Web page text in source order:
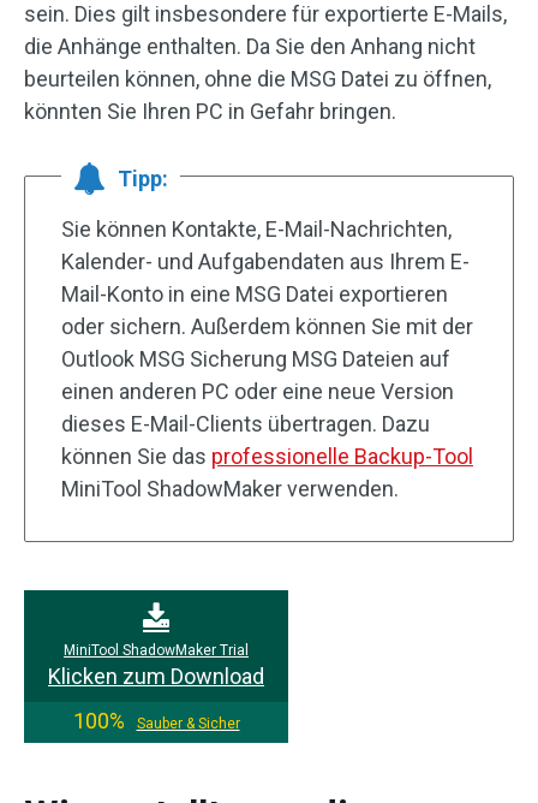
sein. Dies gilt insbesondere für exportierte E-Mails,
die Anhänge enthalten. Da Sie den Anhang nicht
beurteilen können, ohne die MSG Datei zu öffnen,
könnten Sie Ihren PC in Gefahr bringen.
Tipp:
Sie können Kontakte, E-Mail-Nachrichten,
Kalender- und Aufgabendaten aus Ihrem E-
Mail-Konto in eine MSG Datei exportieren
oder sichern. Außerdem können Sie mit der
Outlook MSG Sicherung MSG Dateien auf
einen anderen PC oder eine neue Version
dieses E-Mail-Clients übertragen. Dazu
können Sie das professionelle Backup-Tool
MiniTool ShadowMaker verwenden.
MiniTool ShadowMaker Trial
Klicken zum Download
100%
Sauber & Sicher